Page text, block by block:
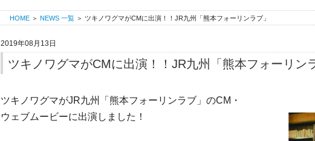
HOME ＞ NEWS 一覧 ＞ ツキノワグマがCMに出演！！JR九州「熊本フォーリンラブ」
2019年08月13日
ツキノワグマがCMに出演！！JR九州「熊本フォーリン
ツキノワグマがJR九州「熊本フォーリンラブ」のCM・
ウェブムービーに出演しました！